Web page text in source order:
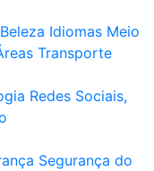
Idiomas Meio
Transporte
Redes Sociais,
Segurança do